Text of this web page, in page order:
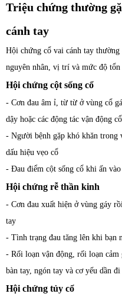
Triệu chứng thường
cánh tay
Hội chứng cổ vai cánh tay
nguyên nhân, vị trí và mức độ tổn
Hội chứng cột sống cổ
- Cơn đau âm ỉ, từ từ ở vùng cổ
dậy hoặc các động tác vận động
- Người bệnh gặp khó khăn trong
dấu hiệu vẹo cổ
- Đau điểm cột sống cổ khi ấn
Hội chứng rễ thần kinh
- Cơn đau xuất hiện ở vùng gáy
tay
- Tình trạng đau tăng lên khi bạn
- Rối loạn vận động, rối loạn
bàn tay, ngón tay và cơ yếu dần đi
Hội chứng tủy cổ